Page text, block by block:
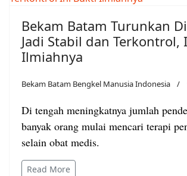
Bekam Batam Turunkan
Jadi Stabil dan Terkontrol,
Ilmiahnya
Bekam Batam Bengkel Manusia Indonesia
Di tengah meningkatnya jumlah
banyak orang mulai mencari terapi
selain obat medis.
Read More